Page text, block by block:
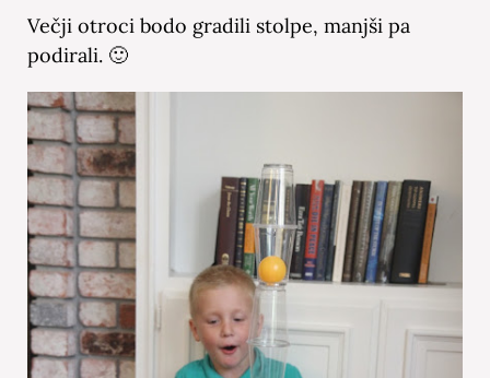
Večji otroci bodo gradili stolpe, manjši pa
podirali. 🙂